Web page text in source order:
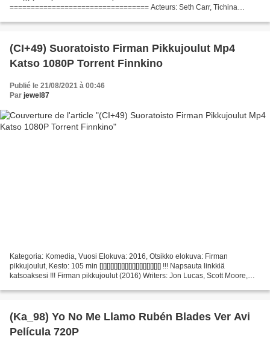
================================= Acteurs: Seth Carr, Tichina
Zach Lewis,...
(CI+49) Suoratoisto Firman Pikkujoulut Mp4
Katso 1080P Torrent Finnkino
Publié le 21/08/2021 à 00:46
Par jewel87
Kategoria: Komedia, Vuosi Elokuva: 2016, Otsikko elokuva: Firman
pikkujoulut, Kesto: 105 min [][][][][][][][][][][][][][][][][] !!! Napsauta linkkiä
katsoaksesi !!! Firman pikkujoulut (2016) Writers: Jon Lucas, Scott Moore,
(Ka_98) Yo No Me Llamo Rubén Blades Ver Avi
Película 720P